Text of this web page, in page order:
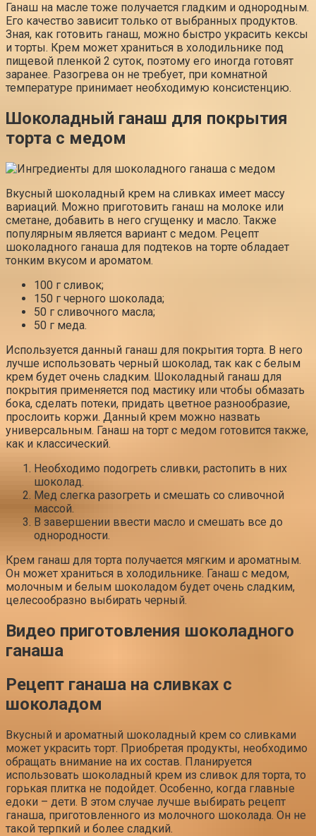
Ганаш на масле тоже получается гладким и однородным.
Его качество зависит только от выбранных продуктов.
Зная, как готовить ганаш, можно быстро украсить кексы
и торты. Крем может храниться в холодильнике под
пищевой пленкой 2 суток, поэтому его иногда готовят
заранее. Разогрева он не требует, при комнатной
температуре принимает необходимую консистенцию.
Шоколадный ганаш для покрытия
торта с медом
Вкусный шоколадный крем на сливках имеет массу
вариаций. Можно приготовить ганаш на молоке или
сметане, добавить в него сгущенку и масло. Также
популярным является вариант с медом. Рецепт
шоколадного ганаша для подтеков на торте обладает
тонким вкусом и ароматом.
100 г сливок;
150 г черного шоколада;
50 г сливочного масла;
50 г меда.
Используется данный ганаш для покрытия торта. В него
лучше использовать черный шоколад, так как с белым
крем будет очень сладким. Шоколадный ганаш для
покрытия применяется под мастику или чтобы обмазать
бока, сделать потеки, придать цветное разнообразие,
прослоить коржи. Данный крем можно назвать
универсальным. Ганаш на торт с медом готовится также,
как и классический.
Необходимо подогреть сливки, растопить в них
шоколад.
Мед слегка разогреть и смешать со сливочной
массой.
В завершении ввести масло и смешать все до
однородности.
Крем ганаш для торта получается мягким и ароматным.
Он может храниться в холодильнике. Ганаш с медом,
молочным и белым шоколадом будет очень сладким,
целесообразно выбирать черный.
Видео приготовления шоколадного
ганаша
Рецепт ганаша на сливках с
шоколадом
Вкусный и ароматный шоколадный крем со сливками
может украсить торт. Приобретая продукты, необходимо
обращать внимание на их состав. Планируется
использовать шоколадный крем из сливок для торта, то
горькая плитка не подойдет. Особенно, когда главные
едоки – дети. В этом случае лучше выбирать рецепт
ганаша, приготовленного из молочного шоколада. Он не
такой терпкий и более сладкий.